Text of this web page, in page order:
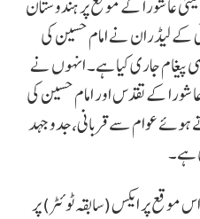
محرم الحرام، یعنی عاشورا کے موقع پر ہندوستان
کے لیڈران نے امام حسین کی
پیغام جاری کیا ہے۔ انہوں نے
کے تقدس اور امام حسین کی
عوام سے قربانی، جدوجہد
ہے۔
پر ایکس (سابقہ ٹوئٹر) پر